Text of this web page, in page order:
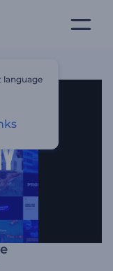
language